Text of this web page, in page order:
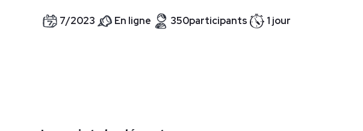
7/2023 En ligne 350participants 1 jour